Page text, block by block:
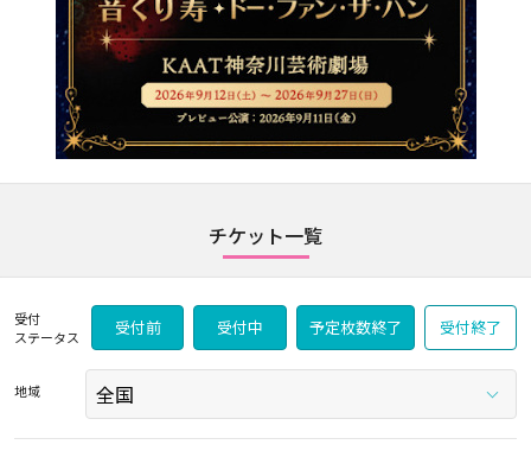
チケット一覧
受付
ステータス
受付前 受付中 予定枚数終了 受付終了
地域